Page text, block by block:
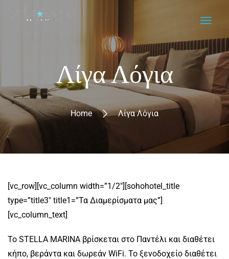
Λίγα Λόγια
Home Λίγα Λόγια
[vc_row][vc_column width=”1/2″][sohohotel_title
type=”title3″ title1=”Τα Διαμερίσματα μας”]
[vc_column_text]
Το STELLA MARINA βρίσκεται στο Παντέλι και διαθέτει
κήπο, βεράντα και δωρεάν WiFi. Το ξενοδοχείο διαθέτει